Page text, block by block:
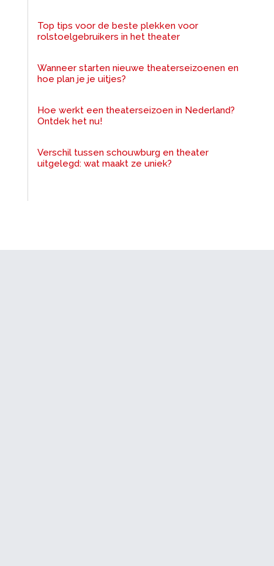
Top tips voor de beste plekken voor
rolstoelgebruikers in het theater
Wanneer starten nieuwe theaterseizoenen en
hoe plan je je uitjes?
Hoe werkt een theaterseizoen in Nederland?
Ontdek het nu!
Verschil tussen schouwburg en theater
uitgelegd: wat maakt ze uniek?